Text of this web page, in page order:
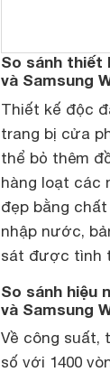
So sánh thiết
và Samsung
Thiết kế độc
trang bị cửa
thể bỏ thêm
hàng loạt các
đẹp bằng
nhập nước,
sát được tình
So sánh hiệu
và Samsung
Về công suất,
số với 1400